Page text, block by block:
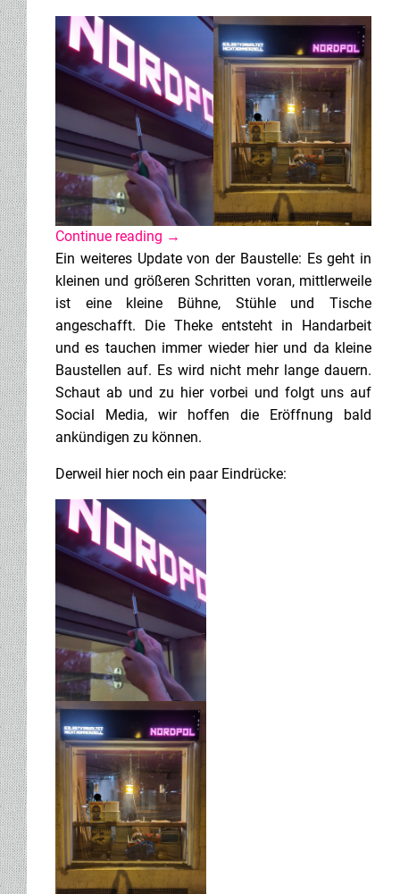
Continue reading →
Ein weiteres Update von der Baustelle: Es geht in
kleinen und größeren Schritten voran, mittlerweile
ist eine kleine Bühne, Stühle und Tische
angeschafft. Die Theke entsteht in Handarbeit
und es tauchen immer wieder hier und da kleine
Baustellen auf. Es wird nicht mehr lange dauern.
Schaut ab und zu hier vorbei und folgt uns auf
Social Media, wir hoffen die Eröffnung bald
ankündigen zu können.
Derweil hier noch ein paar Eindrücke: